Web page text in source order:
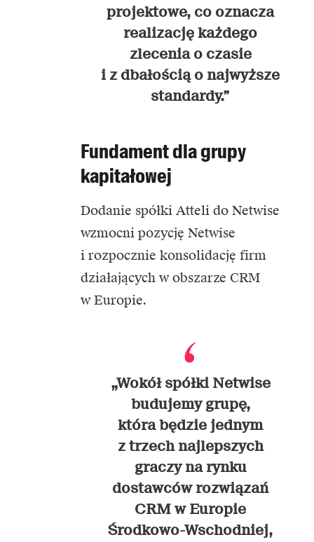
projektowe, co oznacza
realizację każdego
zlecenia o czasie
i z dbałością o najwyższe
standardy.”
Fundament dla grupy
kapitałowej
Dodanie spółki Atteli do Netwise
wzmocni pozycję Netwise
i rozpocznie konsolidację firm
działających w obszarze CRM
w Europie.
„Wokół spółki Netwise
budujemy grupę,
która będzie jednym
z trzech najlepszych
graczy na rynku
dostawców rozwiązań
CRM w Europie
Środkowo-Wschodniej,